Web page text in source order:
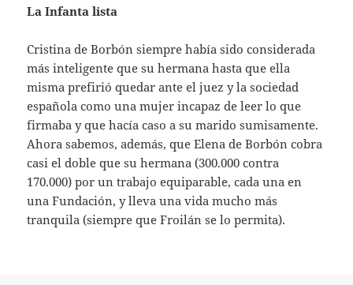
La Infanta lista
Cristina de Borbón siempre había sido considerada
más inteligente que su hermana hasta que ella
misma prefirió quedar ante el juez y la sociedad
española como una mujer incapaz de leer lo que
firmaba y que hacía caso a su marido sumisamente.
Ahora sabemos, además, que Elena de Borbón cobra
casi el doble que su hermana (300.000 contra
170.000) por un trabajo equiparable, cada una en
una Fundación, y lleva una vida mucho más
tranquila (siempre que Froilán se lo permita).